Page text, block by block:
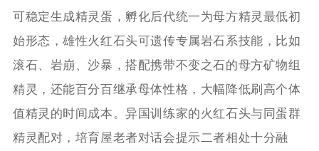
可稳定生成精灵蛋，孵化后代统一为母方精灵最低初
始形态，雄性火红石头可遗传专属岩石系技能，比如
滚石、岩崩、沙暴，搭配携带不变之石的母方矿物组
精灵，还能百分百继承母体性格，大幅降低刷高个体
值精灵的时间成本。异国训练家的火红石头与同蛋群
精灵配对，培育屋老者对话会提示二者相处十分融